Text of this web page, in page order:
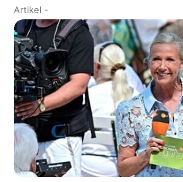
Artikel -